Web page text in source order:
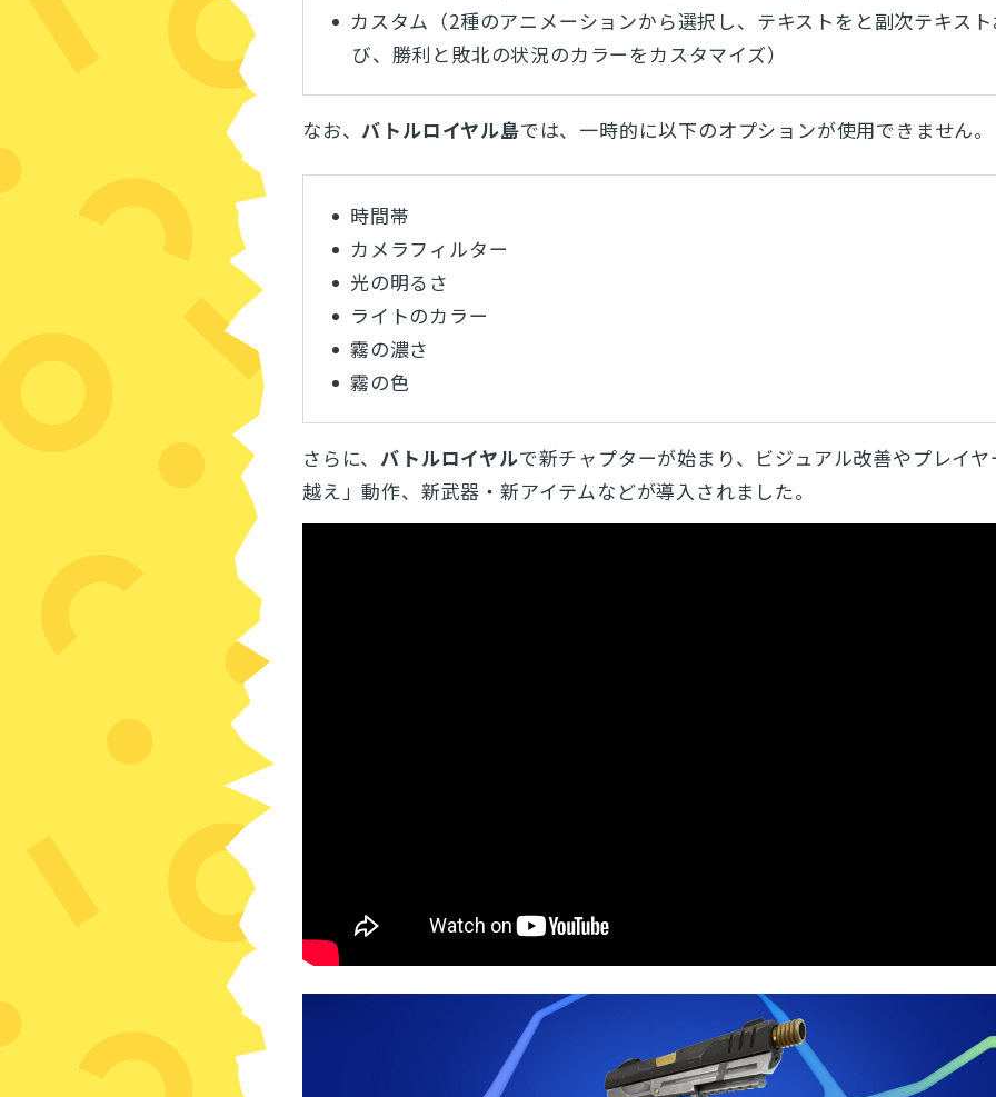
カスタム（2種のアニメーションから選択し、テキストをと副次テキス
び、勝利と敗北の状況のカラーをカスタマイズ）
なお、バトルロイヤル島では、一時的に以下のオプションが使用できません。
時間帯
カメラフィルター
光の明るさ
ライトのカラー
霧の濃さ
霧の色
さらに、バトルロイヤルで新チャプターが始まり、ビジュアル改善やプレイ
越え」動作、新武器・新アイテムなどが導入されました。